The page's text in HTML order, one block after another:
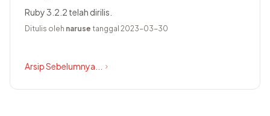
Ruby 3.2.2 telah dirilis.
Ditulis oleh naruse tanggal 2023-03-30
Arsip Sebelumnya...